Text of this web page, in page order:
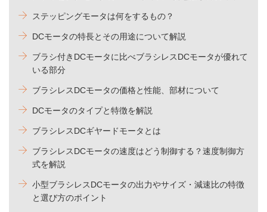
ステッピングモータは何をするもの？
DCモータの特長とその用途について解説
ブラシ付きDCモータに比べブラシレスDCモータが優れて
いる部分
ブラシレスDCモータの価格と性能、部材について
DCモータのタイプと特徴を解説
ブラシレスDCギヤードモータとは
ブラシレスDCモータの速度はどう制御する？速度制御方
式を解説
小型ブラシレスDCモータの出力やサイズ・減速比の特徴
と選び方のポイント